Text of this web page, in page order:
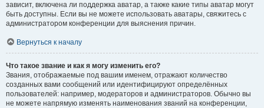
зависит, включена ли поддержка аватар, а также какие типы аватар могут
быть доступны. Если вы не можете использовать аватары, свяжитесь с
администратором конференции для выяснения причин.
Вернуться к началу
Что такое звание и как я могу изменить его?
Звания, отображаемые под вашим именем, отражают количество
созданных вами сообщений или идентифицируют определённых
пользователей: например, модераторов и администраторов. Обычно вы
не можете напрямую изменять наименования званий на конференции,